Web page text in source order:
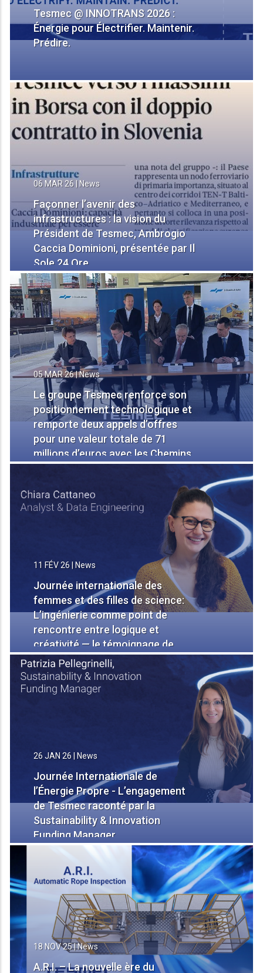
Tesmec @ INNOTRANS 2026 :
Énergie pour Électrifier. Maintenir.
Prédire.
06 MAR 26 | News
Façonner l’avenir des
infrastructures : la vision du
Président de Tesmec, Ambrogio
Caccia Dominioni, présentée par Il
Sole 24 Ore
05 MAR 26|News
Le groupe Tesmec renforce son
positionnement technologique et
remporte deux appels d’offres
pour une valeur totale de 71
millions d’euros avec les Chemins
fourniture de véhicules pour la
maintenance du réseau
ferroviaire
11 FÉV 26 | News
Journée internationale des
femmes et des filles de science:
L’ingénierie comme point de
rencontre entre logique et
créativité — le témoignage de
Chiara Cattaneo, Analyst & Data
Engineer
26 JAN 26 | News
Journée Internationale de
l’Énergie Propre - L’engagement
de Tesmec raconté par la
Sustainability & Innovation
Funding Manager
18 NOV 25|News
A.R.I. – La nouvelle ère du